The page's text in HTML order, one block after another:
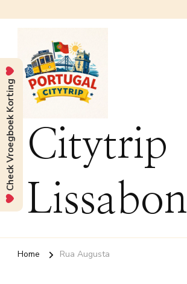
Citytrip
Lissabon
Home Rua Augusta
Check Vroegboek Korting